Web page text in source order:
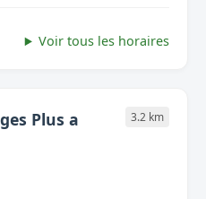
Voir tous les horaires
Plus a
3.2 km